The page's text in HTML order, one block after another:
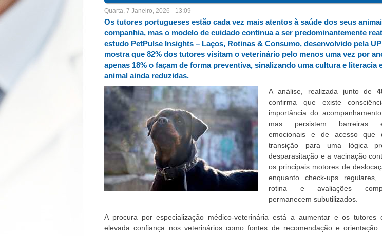
Quarta, 7 Janeiro, 2026 - 13:09
Os tutores portugueses estão cada vez mais atentos à saúde dos seus
companhia, mas o modelo de cuidado continua a ser predominantemente
estudo PetPulse Insights – Laços, Rotinas & Consumo, desenvolvido pela
mostra que 82% dos tutores visitam o veterinário pelo menos uma vez por
apenas 18% o façam de forma preventiva, sinalizando uma cultura e literacia
animal ainda reduzidas.
A análise, realizada junto de
confirma que existe
importância do
mas persistem barreiras
emocionais e de acesso que
transição para uma lógica
desparasitação e a vacinação
os principais motores de
enquanto check-ups regulares,
rotina e avaliações
permanecem subutilizados.
A procura por especialização médico-veterinária está a aumentar e os tutores
elevada confiança nos veterinários como fontes de recomendação e